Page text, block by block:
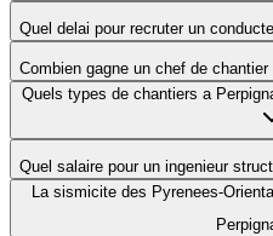
Quel delai pour recruter un
Combien gagne un chef de
Quels types de chantiers a
Quel salaire pour un ingenieur
La sismicite des Pyrenees-